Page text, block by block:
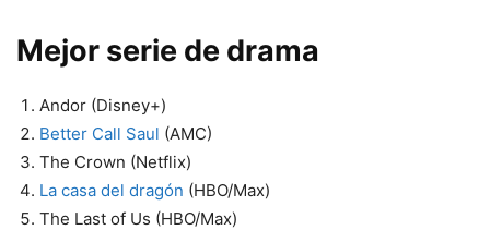
Mejor serie de drama
Andor (Disney+)
Better Call Saul (AMC)
The Crown (Netflix)
La casa del dragón (HBO/Max)
The Last of Us (HBO/Max)